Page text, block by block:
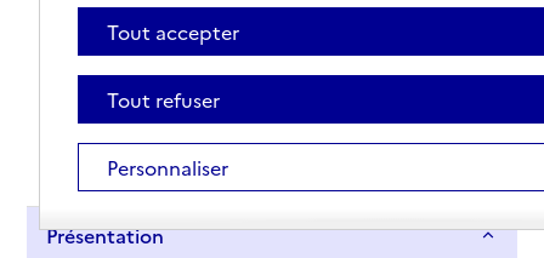
Tout déplier
Présentation
Tout accepter
Tout refuser
Personnaliser